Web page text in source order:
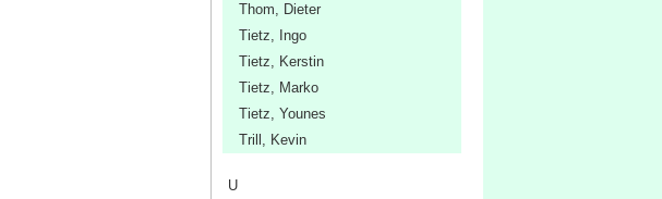
Thom, Dieter
Tietz, Ingo
Tietz, Kerstin
Tietz, Marko
Tietz, Younes
Trill, Kevin
U